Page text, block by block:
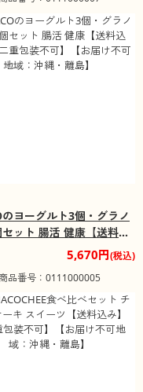
ヨーグルト3個・グラノ
ット 腸活 健康【送料込
重包装不可】【お届け不
5,670円(税込)
品番号：0111000005